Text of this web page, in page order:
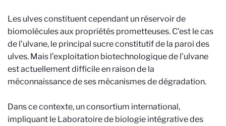
Les ulves constituent cependant un réservoir de
biomolécules aux propriétés prometteuses. C’est le cas
de l’ulvane, le principal sucre constitutif de la paroi des
ulves. Mais l’exploitation biotechnologique de l’ulvane
est actuellement difficile en raison de la
méconnaissance de ses mécanismes de dégradation.
Dans ce contexte, un consortium international,
impliquant le Laboratoire de biologie intégrative des